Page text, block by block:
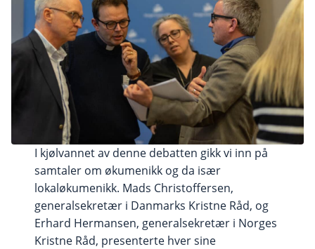
I kjølvannet av denne debatten gikk vi inn på
samtaler om økumenikk og da især
lokaløkumenikk. Mads Christoffersen,
generalsekretær i Danmarks Kristne Råd, og
Erhard Hermansen, generalsekretær i Norges
Kristne Råd, presenterte hver sine